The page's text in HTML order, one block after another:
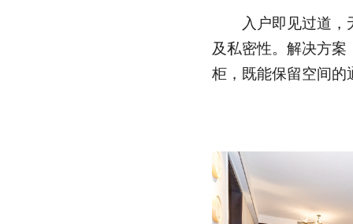
入户即见过道，
及私密性。解决方
柜，既能保留空间的